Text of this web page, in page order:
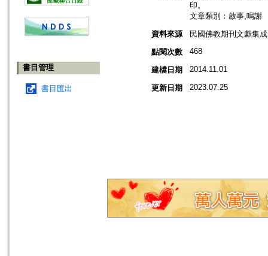
書目管理
書目匯出
印。
文章類別：啟事,鳴謝
資料來源
民國佛教期刊文獻集
點閱次數
468
建檔日期 2014.11.01
更新日期 2023.07.25